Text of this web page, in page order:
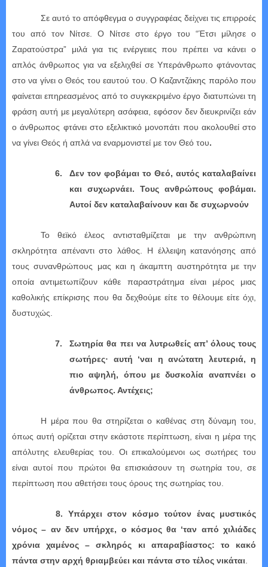
Σε αυτό το απόφθεγμα ο συγγραφέας δείχνει τις επιρροές
του από τον Νίτσε. Ο Νίτσε στο έργο του “Έτσι μίλησε ο
Ζαρατούστρα” μιλά για τις ενέργειες που πρέπει να κάνει ο
απλός άνθρωπος για να εξελιχθεί σε Υπεράνθρωπο φτάνοντας
στο να γίνει ο Θεός του εαυτού του. Ο Καζαντζάκης παρόλο που
φαίνεται επηρεασμένος από το συγκεκριμένο έργο διατυπώνει τη
φράση αυτή με μεγαλύτερη ασάφεια, εφόσον δεν διευκρινίζει εάν
ο άνθρωπος φτάνει στο εξελικτικό μονοπάτι που ακολουθεί στο
να γίνει Θεός ή απλά να εναρμονιστεί με τον Θεό του.
6.
Δεν τον φοβάμαι το Θεό, αυτός καταλαβαίνει
και συχωρνάει. Τους ανθρώπους φοβάμαι.
Αυτοί δεν καταλαβαίνουν και δε συχωρνούν
Το θεϊκό έλεος αντισταθμίζεται με την ανθρώπινη
σκληρότητα απέναντι στο λάθος. Η έλλειψη κατανόησης από
τους συνανθρώπους μας και η άκαμπτη αυστηρότητα με την
οποία αντιμετωπίζουν κάθε παραστράτημα είναι μέρος μιας
καθολικής επίκρισης που θα δεχθούμε είτε το θέλουμε είτε όχι,
δυστυχώς.
7.
Σωτηρία θα πει να λυτρωθείς απ’ όλους τους
σωτήρες· αυτή ‘ναι η ανώτατη λευτεριά, η
πιο αψηλή, όπου με δυσκολία αναπνέει ο
άνθρωπος. Αντέχεις;
Η μέρα που θα στηρίζεται ο καθένας στη δύναμη του,
όπως αυτή ορίζεται στην εκάστοτε περίπτωση, είναι η μέρα της
απόλυτης ελευθερίας του. Οι επικαλούμενοι ως σωτήρες του
είναι αυτοί που πρώτοι θα επισκιάσουν τη σωτηρία του, σε
περίπτωση που αθετήσει τους όρους της σωτηρίας του.
8. Υπάρχει στον κόσμο τούτον ένας μυστικός
νόμος – αν δεν υπήρχε, ο κόσμος θα ‘ταν από χιλιάδες
χρόνια χαμένος – σκληρός κι απαραβίαστος: το κακό
πάντα στην αρχή θριαμβεύει και πάντα στο τέλος νικάται